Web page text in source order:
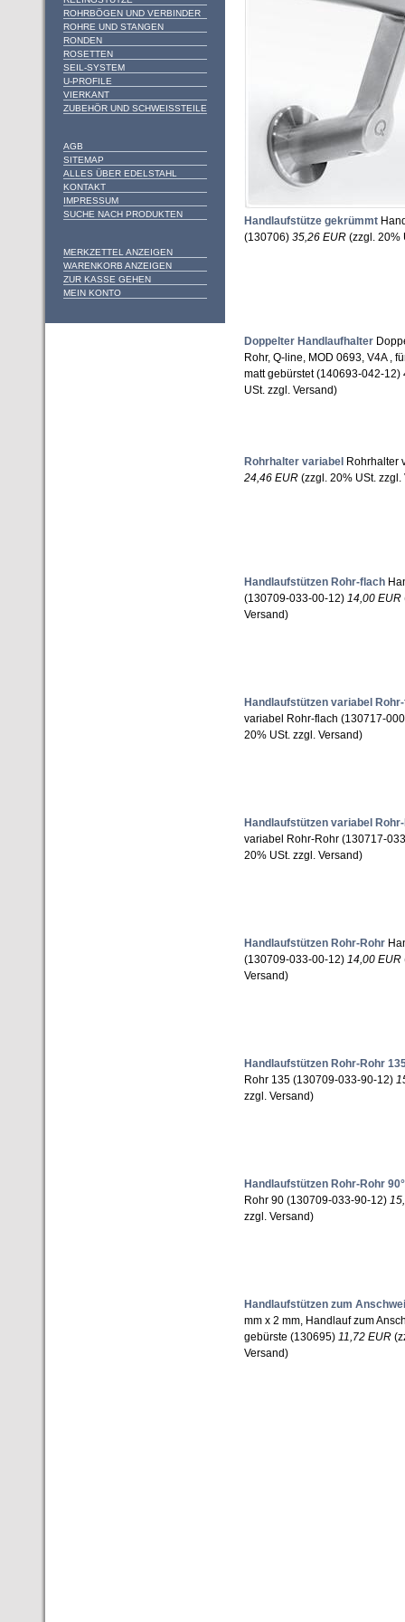
ROHRBÖGEN UND VERBINDER
ROHRE UND STANGEN
RONDEN
ROSETTEN
SEIL-SYSTEM
U-PROFILE
VIERKANT
ZUBEHÖR UND SCHWEISSTEILE
AGB
SITEMAP
ALLES ÜBER EDELSTAHL
KONTAKT
IMPRESSUM
SUCHE NACH PRODUKTEN
MERKZETTEL ANZEIGEN
WARENKORB ANZEIGEN
ZUR KASSE GEHEN
MEIN KONTO
Handlaufstütze gekrümmt
(130706) 35,26 EUR (zzgl. 20%
Doppelter Handlaufhalter
Rohr, Q-line, MOD 0693, V4A ,
matt gebürstet (140693-042-12)
USt. zzgl. Versand)
Rohrhalter variabel Rohrhalter
24,46 EUR (zzgl. 20% USt. zzgl.
Handlaufstützen Rohr-flach
(130709-033-00-12) 14,00 EUR
Versand)
Handlaufstützen variabel
variabel Rohr-flach (130717-
20% USt. zzgl. Versand)
Handlaufstützen variabel
variabel Rohr-Rohr (130717-
20% USt. zzgl. Versand)
Handlaufstützen Rohr-Rohr
(130709-033-00-12) 14,00 EUR
Versand)
Handlaufstützen Rohr-Rohr
Rohr 135 (130709-033-90-12)
zzgl. Versand)
Handlaufstützen Rohr-Rohr 90°
Rohr 90 (130709-033-90-12)
zzgl. Versand)
Handlaufstützen zum
mm x 2 mm, Handlauf zum
gebürste (130695) 11,72 EUR
Versand)